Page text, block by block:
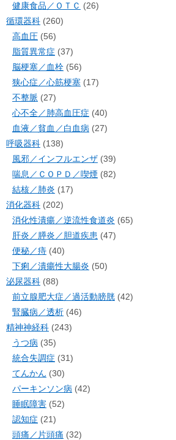
健康食品／ＯＴＣ (26)
循環器科 (260)
高血圧 (56)
脂質異常症 (37)
脳梗塞／血栓 (56)
狭心症／心筋梗塞 (17)
不整脈 (27)
心不全／肺高血圧症 (40)
血液／貧血／白血病 (27)
呼吸器科 (138)
風邪／インフルエンザ (39)
喘息／ＣＯＰＤ／喫煙 (82)
結核／肺炎 (17)
消化器科 (202)
消化性潰瘍／逆流性食道炎 (65)
肝炎／膵炎／胆道疾患 (47)
便秘／痔 (40)
下痢／潰瘍性大腸炎 (50)
泌尿器科 (88)
前立腺肥大症／過活動膀胱 (42)
腎臓病／透析 (46)
精神神経科 (243)
うつ病 (35)
統合失調症 (31)
てんかん (30)
パーキンソン病 (42)
睡眠障害 (52)
認知症 (21)
頭痛／片頭痛 (32)